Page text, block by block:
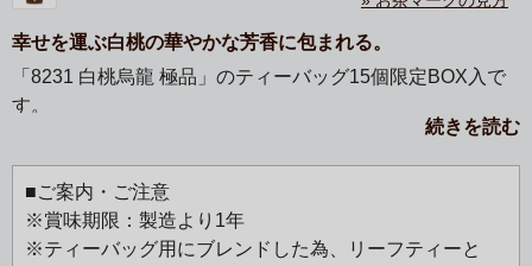
幸せを運ぶ白桃の華やかな芳香に包まれる。
「8231 白桃烏龍 極品」のティーバッグ15個限定BOX入で
す。
ベースとなる上質な台湾烏龍茶のおいしさと、みずみずし
く華やかな白桃の香りで、 世代や海を越え多くの方々に愛
され続けている「白桃烏龍 極品」。
さらに多くの方にそのおいしさをお届けするため、贈りも
のにふさわしいティーバッグの商品をご用意しました。
続きを読む
■ご案内・ご注意
※賞味期限：製造より1年
※ティーバッグ用にブレンドした為、リーフティーと